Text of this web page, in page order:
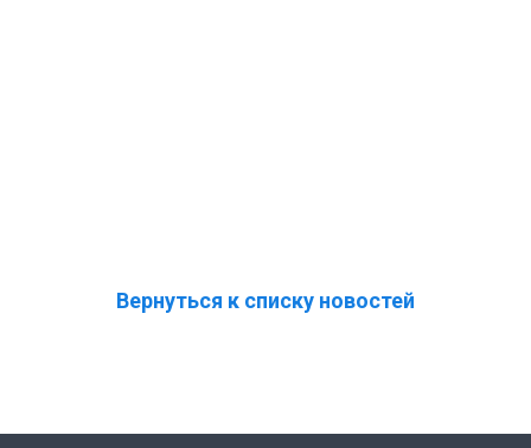
Вернуться к списку новостей